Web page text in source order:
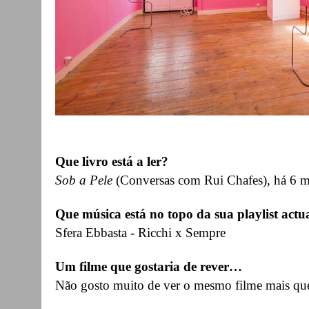
Que livro está a ler?
Sob a Pele (Conversas com Rui Chafes), há 6
Que música está no topo da sua playlist
Sfera Ebbasta - Ricchi x Sempre
Um filme que gostaria de rever…
Não gosto muito de ver o mesmo filme mais